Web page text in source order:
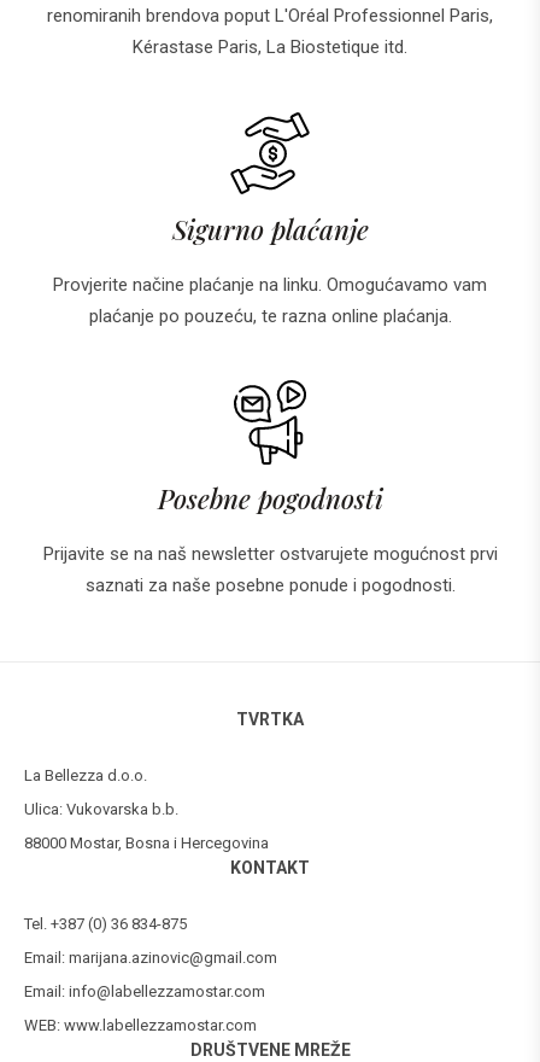
renomiranih brendova poput L'Oréal Professionnel Paris,
Kérastase Paris, La Biostetique itd.
Sigurno plaćanje
Provjerite načine plaćanje na linku. Omogućavamo vam
plaćanje po pouzeću, te razna online plaćanja.
Posebne pogodnosti
Prijavite se na naš newsletter ostvarujete mogućnost prvi
saznati za naše posebne ponude i pogodnosti.
TVRTKA
La Bellezza d.o.o.
Ulica: Vukovarska b.b.
88000 Mostar, Bosna i Hercegovina
KONTAKT
Tel. +387 (0) 36 834-875
Email: marijana.azinovic@gmail.com
Email: info@labellezzamostar.com
WEB: www.labellezzamostar.com
DRUŠTVENE MREŽE